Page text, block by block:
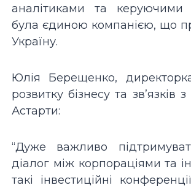
аналітиками та керуючими
була єдиною компанією, що
Україну.
Юлія Берещенко,
розвитку бізнесу та зв’язків
Астарти:
“Дуже важливо
діалог між корпораціями та
такі інвестиційні